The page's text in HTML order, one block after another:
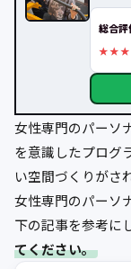
総合評
女性専門のパーソ
を意識したプログ
い空間づくりがさ
女性専門のパーソ
下の記事を参考に
てください。